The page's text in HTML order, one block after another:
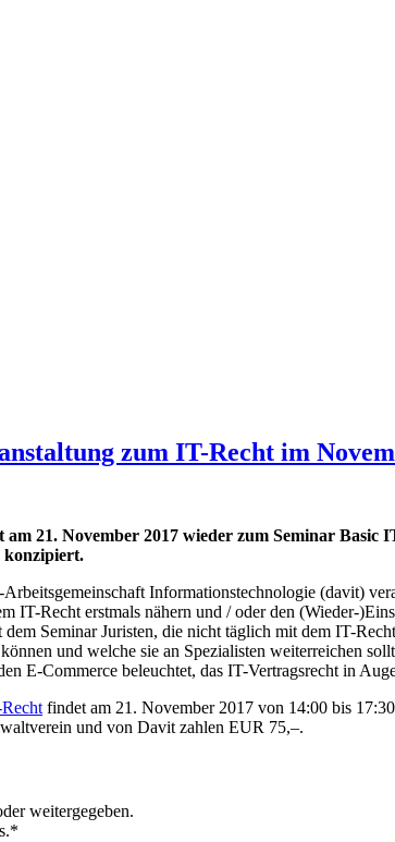
zum IT-Recht im
21. November 2017 wieder zum Seminar
konzipiert.
Informationstechnologie (davit)
IT-Recht erstmals nähern und / oder den (Wieder-
Seminar Juristen, die nicht täglich mit dem IT-
und welche sie an Spezialisten weiterreichen
E-Commerce beleuchtet, das IT-Vertragsrecht in
findet am 21. November 2017 von 14:00 bis
und von Davit zahlen EUR 75,–.
weitergegeben.
*